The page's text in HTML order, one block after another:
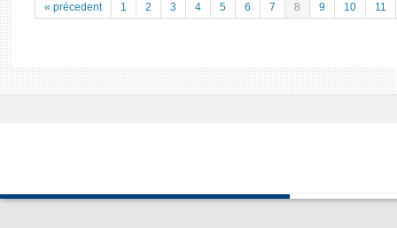
« précedent 1 2 3 4 5 6 7 8 9 10 11